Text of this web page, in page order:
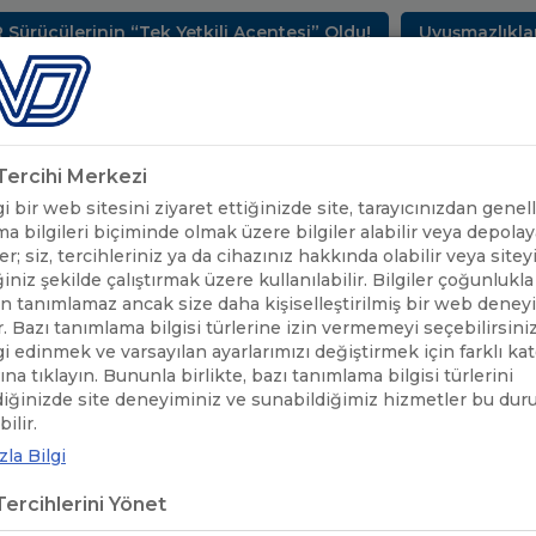
“Tek Yetkili Acentesi” Oldu! Uyuşmazlıkların
SEKTÖREL BİLGİLER UND YAYINLARI
ÖNEMLİ DUYURULAR / RUSYA VE KAZAKİSTAN GEÇİŞ
VE KAZAKİSTAN GEÇİŞ
Merkezi
bir web sitesini ziyaret ettiğinizde site, tarayıcınızdan
bilgileri biçiminde olmak üzere bilgiler alabilir veya
siz, tercihleriniz ya da cihazınız hakkında olabilir veya siteyi
şekilde çalıştırmak üzere kullanılabilir. Bilgiler
tanımlamaz ancak size daha kişiselleştirilmiş bir web
Bazı tanımlama bilgisi türlerine izin vermemeyi
edinmek ve varsayılan ayarlarımızı değiştirmek için farklı
tıklayın. Bununla birlikte, bazı tanımlama bilgisi türlerini
site deneyiminiz ve sunabildiğimiz hizmetler bu
Bilgi
Yönet